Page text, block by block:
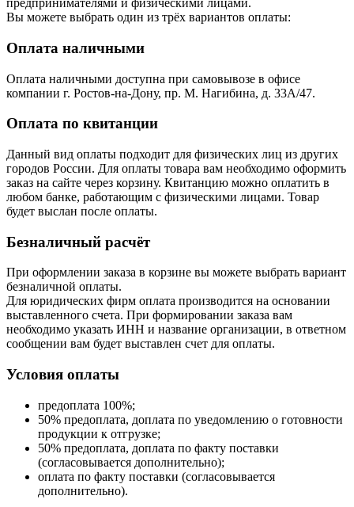
предпринимателями и физическими лицами.
Вы можете выбрать один из трёх вариантов оплаты:
Оплата наличными
Оплата наличными доступна при самовывозе в офисе
компании г. Ростов-на-Дону, пр. М. Нагибина, д. 33А/47.
Оплата по квитанции
Данный вид оплаты подходит для физических лиц из других
городов России. Для оплаты товара вам необходимо оформить
заказ на сайте через корзину. Квитанцию можно оплатить в
любом банке, работающим с физическими лицами. Товар
будет выслан после оплаты.
Безналичный расчёт
При оформлении заказа в корзине вы можете выбрать вариант
безналичной оплаты.
Для юридических фирм оплата производится на основании
выставленного счета. При формировании заказа вам
необходимо указать ИНН и название организации, в ответном
сообщении вам будет выставлен счет для оплаты.
Условия оплаты
предоплата 100%;
50% предоплата, доплата по уведомлению о готовности
продукции к отгрузке;
50% предоплата, доплата по факту поставки
(согласовывается дополнительно);
оплата по факту поставки (согласовывается
дополнительно).